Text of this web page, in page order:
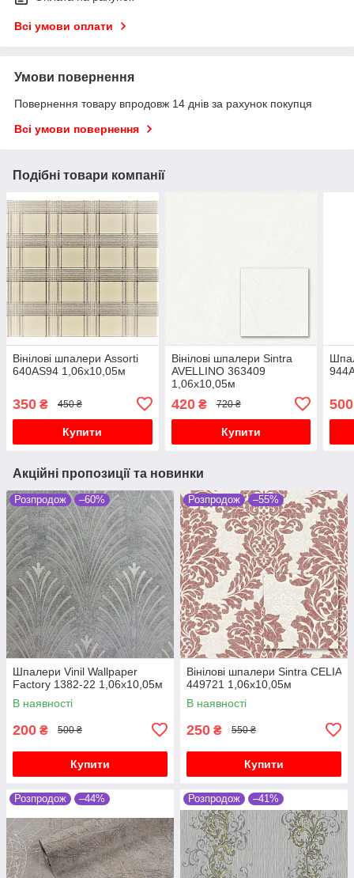
Всі умови оплати
Умови повернення
Повернення товару впродовж 14 днів за рахунок покупця
Всі умови повернення
Подібні товари компанії
Вінілові шпалери Assorti
640AS94 1,06х10,05м
350 ₴ 450 ₴
Купити
Вінілові шпалери Sintra
AVELLINO 363409
1,06х10,05м
420₴ 720 ₴
Купити
500
Акційні пропозиції та новинки
Розпродож –60%
Шпалери Vinil Wallpaper
Factory 1382-22 1,06х10,05м
В наявності
200 ₴ 500 ₴
Купити
Розпродож –55%
Вінілові шпалери Sintra CELIA
449721 1,06х10,05м
В наявності
250 ₴ 550 ₴
Купити
Розпродож –44% Розпродож –41%